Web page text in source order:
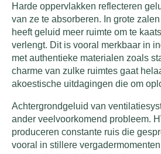
Harde oppervlakken reflecteren
van ze te absorberen. In grote
heeft geluid meer ruimte om te
verlengt. Dit is vooral merkbaar in
met authentieke materialen zoals
charme van zulke ruimtes gaat
akoestische uitdagingen die om
Achtergrondgeluid van
ander veelvoorkomend probleem.
produceren constante ruis die
vooral in stillere